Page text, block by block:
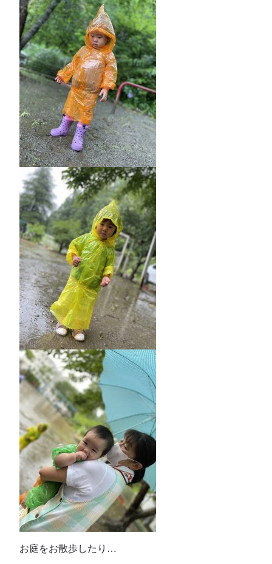
お庭をお散歩したり…